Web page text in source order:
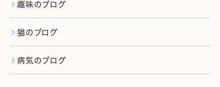
趣味のブログ
猫のブログ
病気のブログ